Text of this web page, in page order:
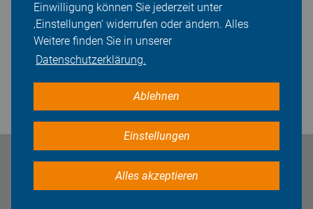
Einwilligung können Sie jederzeit unter
‚Einstellungen‘ widerrufen oder ändern. Alles
Weitere finden Sie in unserer
Datenschutzerklärung.
Ablehnen
Einstellungen
Alles akzeptieren
Bleiben Sie in Kontakt